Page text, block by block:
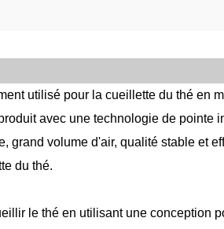
utilisé pour la cueillette du thé en
avec une technologie de pointe
grand volume d'air, qualité stable et
du thé.
le thé en utilisant une conception